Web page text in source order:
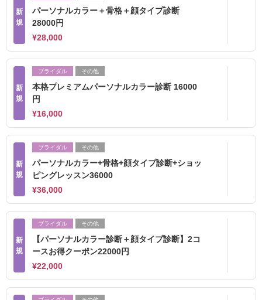
新
規
パーソナルカラー＋骨格＋顔タイプ診断
28000円
¥28,000
新
規
ブライダル その他
本格プレミアムパーソナルカラー診断 16000
円
¥16,000
新
規
ブライダル その他
パーソナルカラー+骨格+顔タイプ診断+ショッ
ピングレッスン36000
¥36,000
新
規
ブライダル その他
【パーソナルカラー診断＋顔タイプ診断】2コ
ースお得クーポン22000円
¥22,000